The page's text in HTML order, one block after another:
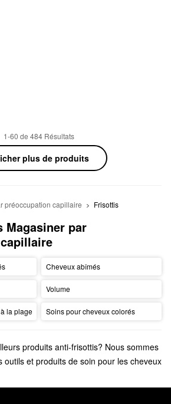
1-60 de 484 Résultats
plus de produits
préoccupation capillaire Frisottis
Magasiner par
Cheveux abîmés
Volume
la plage Soins pour cheveux colorés
produits anti-frisottis? Nous sommes
outils et produits de soin pour les cheveux
insouciance.